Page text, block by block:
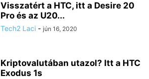
Visszatért a HTC, itt a Desire 20
Pro és az U20...
Tech2 Laci - jún 16, 2020
Kriptovalutában utazol? Itt a HTC
Exodus 1s